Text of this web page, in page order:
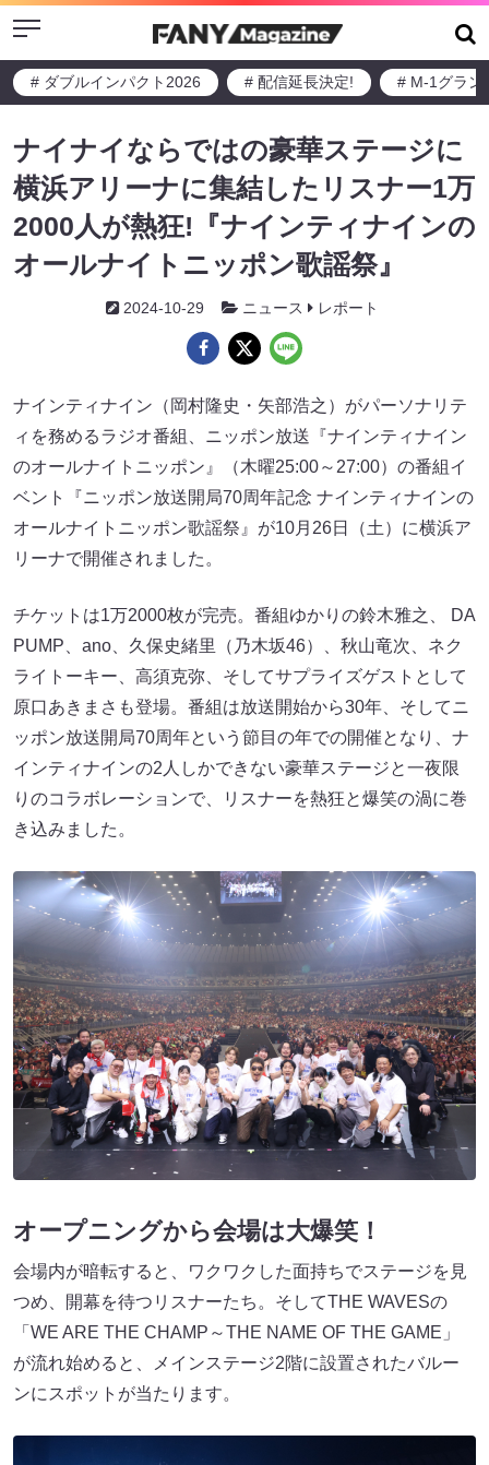
Menu
# ダブルインパクト2026 # 配信延長決定! # M-1グラン
ナイナイならではの豪華ステージに
横浜アリーナに集結したリスナー1万
2000人が熱狂!『ナインティナインの
オールナイトニッポン歌謡祭』
2024-10-29 ニュース レポート
ナインティナイン（岡村隆史・矢部浩之）がパーソナリテ
ィを務めるラジオ番組、ニッポン放送『ナインティナイン
のオールナイトニッポン』（木曜25:00～27:00）の番組イ
ベント『ニッポン放送開局70周年記念 ナインティナインの
オールナイトニッポン歌謡祭』が10月26日（土）に横浜ア
リーナで開催されました。
チケットは1万2000枚が完売。番組ゆかりの鈴木雅之、 DA
PUMP、ano、久保史緒里（乃木坂46）、秋山竜次、ネク
ライトーキー、高須克弥、そしてサプライズゲストとして
原口あきまさも登場。番組は放送開始から30年、そしてニ
ッポン放送開局70周年という節目の年での開催となり、ナ
インティナインの2人しかできない豪華ステージと一夜限
りのコラボレーションで、リスナーを熱狂と爆笑の渦に巻
き込みました。
オープニングから会場は大爆笑！
会場内が暗転すると、ワクワクした面持ちでステージを見
つめ、開幕を待つリスナーたち。そしてTHE WAVESの
「WE ARE THE CHAMP～THE NAME OF THE GAME」
が流れ始めると、メインステージ2階に設置されたバルー
ンにスポットが当たります。